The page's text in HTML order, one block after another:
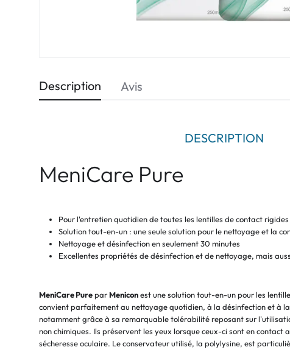
Description
DESCRIPTION
MeniCare Pure
Pour l'entretien quotidien de toutes les lentilles de contact
Solution tout-en-un : une seule solution pour le nettoyage et la
Nettoyage et désinfection en seulement 30 minutes
Excellentes propriétés de désinfection et de nettoyage, mais
MeniCare PureparMeniconest une solution tout-en-un pour les
convient parfaitement au nettoyage quotidien, à la désinfection et à
notamment grâce à sa remarquable tolérabilité reposant sur
non chimiques. Ils préservent les yeux lorsque ceux-ci sont en contact
sécheresse oculaire. Le conservateur utilisé, la polylysine, est
Avis